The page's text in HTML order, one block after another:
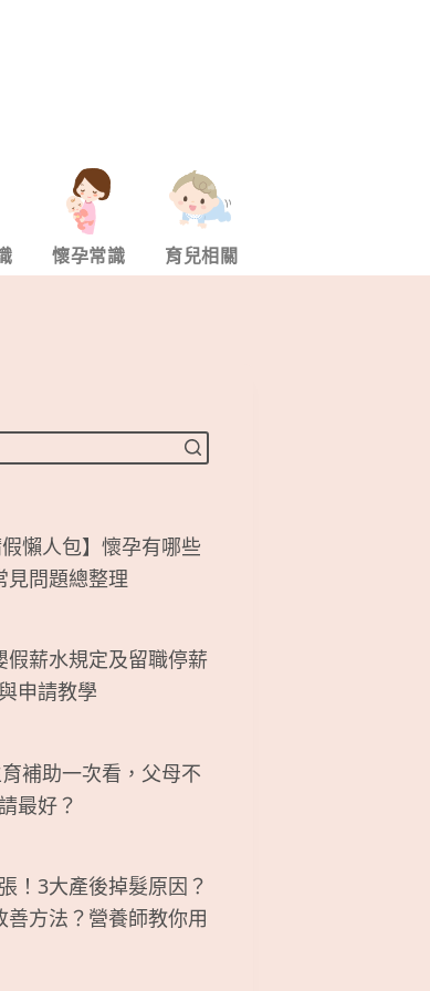
懷孕常識 育兒相關
假懶人包】懷孕有哪些
問題總整理
薪水規定及留職停薪
申請教學
補助一次看，父母不
最好？
！3大產後掉髮原因？
方法？營養師教你用